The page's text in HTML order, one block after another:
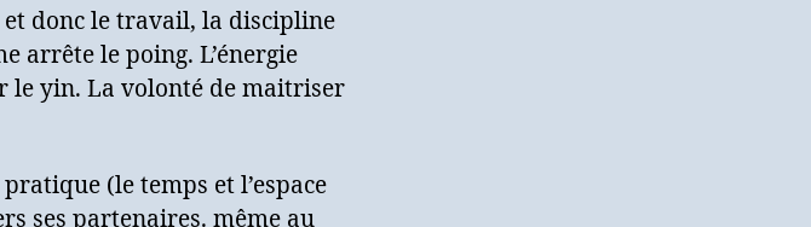
donc le travail, la discipline
arrête le poing. L’énergie
le yin. La volonté de maitriser
(le temps et l’espace
ses partenaires. même au